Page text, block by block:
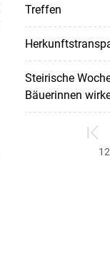
Treffen
Steirische
Bäuerinnen
zum